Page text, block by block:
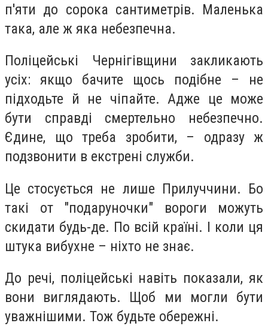
п'яти до сорока сантиметрів. Маленька
така, але ж яка небезпечна.
Поліцейські Чернігівщини закликають
усіх: якщо бачите щось подібне – не
підходьте й не чіпайте. Адже це може
бути справді смертельно небезпечно.
Єдине, що треба зробити, – одразу ж
подзвонити в екстрені служби.
Це стосується не лише Прилуччини. Бо
такі от "подаруночки" вороги можуть
скидати будь-де. По всій країні. І коли ця
штука вибухне – ніхто не знає.
До речі, поліцейські навіть показали, як
вони виглядають. Щоб ми могли бути
уважнішими. Тож будьте обережні.